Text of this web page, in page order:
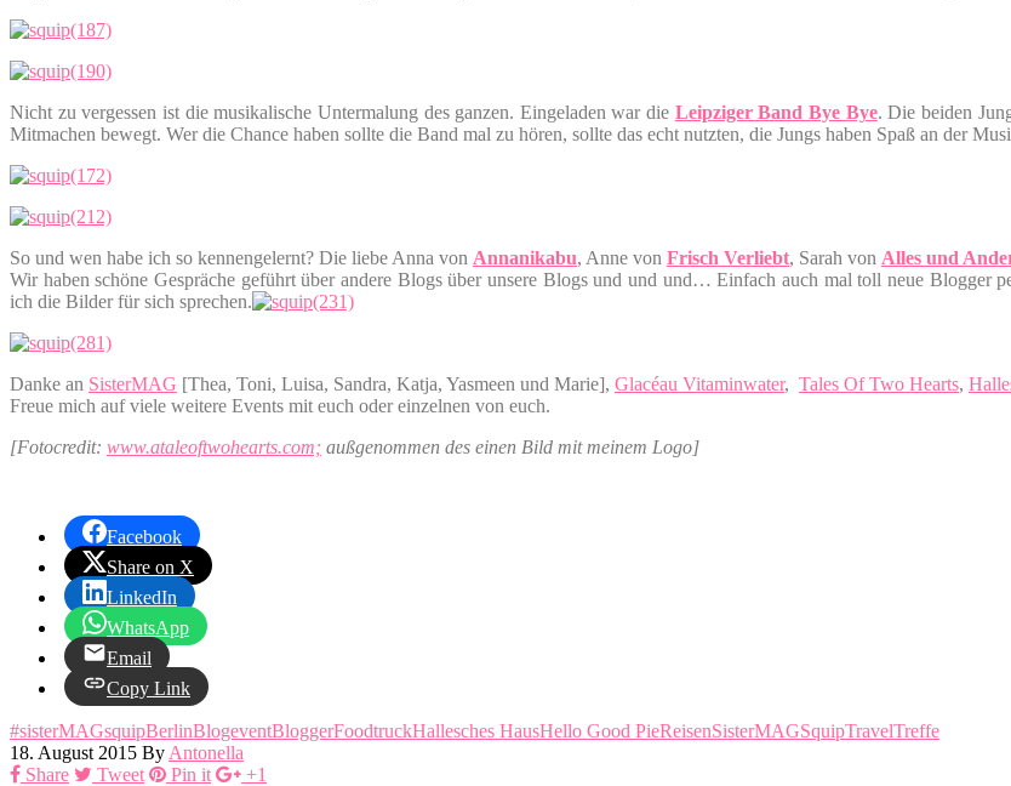
Nicht zu vergessen ist die musikalische Untermalung des ganzen. Eingeladen war die Leipziger Band Bye Bye. Die beiden
Mitmachen bewegt. Wer die Chance haben sollte die Band mal zu hören, sollte das echt nutzten, die Jungs haben Spaß an der
So und wen habe ich so kennengelernt? Die liebe Anna von Annanikabu, Anne von Frisch Verliebt, Sarah von Alles und
Wir haben schöne Gespräche geführt über andere Blogs über unsere Blogs und und und… Einfach auch mal toll neue Blogger
ich die Bilder für sich sprechen.
Danke an SisterMAG [Thea, Toni, Luisa, Sandra, Katja, Yasmeen und Marie], Glacéau Vitaminwater, Tales Of Two Hearts,
Freue mich auf viele weitere Events mit euch oder einzelnen von euch.
[Fotocredit: www.ataleoftwohearts.com; außgenommen des einen Bild mit meinem Logo]
Facebook
Share on X
LinkedIn
WhatsApp
Email
Copy Link
#sisterMAGsquipBerlinBlogeventBloggerFoodtruckHallesches HausHello Good PieReisenSisterMAGSquipTravelTreffe
18. August 2015 By Antonella
Share
Tweet Pin it +1